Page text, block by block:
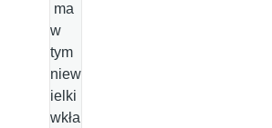
ma
w
tym
niew
ielki
wkła